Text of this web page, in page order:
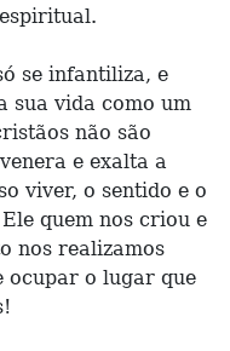
se infantiliza, e
sua vida como um
não são
e exalta a
viver, o sentido e o
quem nos criou e
nos realizamos
ocupar o lugar que